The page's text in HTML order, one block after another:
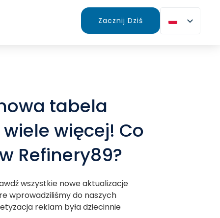
Zacznij Dziś
tabela
więcej! Co
Refinery89?
wszystkie nowe aktualizacje
wprowadziliśmy do naszych
reklam była dziecinnie